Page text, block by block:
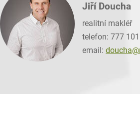
Jiří Doucha
realitní makléř
telefon: 777 101
email: doucha@